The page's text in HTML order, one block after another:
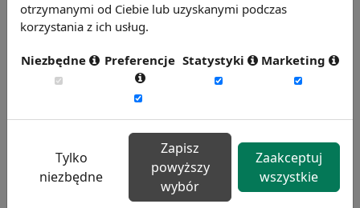
Rynekpracy.pl
sedlak.pl
wynagrodzenia.pl
badaniaHR.pl
kfw.sedlak.pl
Publikacje i wskaźniki
otrzymanymi od Ciebie lub uzyskanymi podczas
korzystania z ich usług.
Niezbędne Preferencje Statystyki Marketing
Tylko
niezbędne
Zapisz
powyższy
wybór
Zaakceptuj
wszystkie